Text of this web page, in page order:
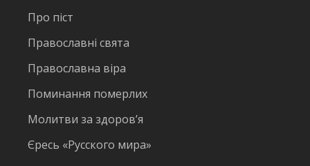
Про піст
Православні свята
Православна віра
Поминання померлих
Молитви за здоров’я
Єресь «Русского мира»